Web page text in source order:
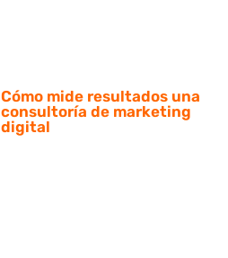
Cómo mide resultados una
consultoría de marketing
digital